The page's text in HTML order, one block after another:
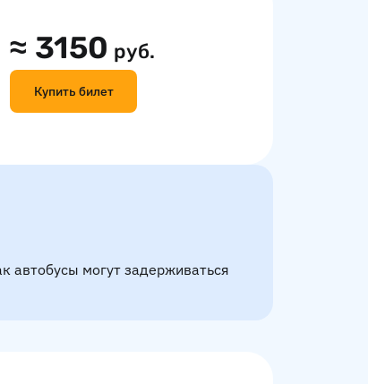
≈ 3150 руб.
Купить билет
автобусы могут задерживаться